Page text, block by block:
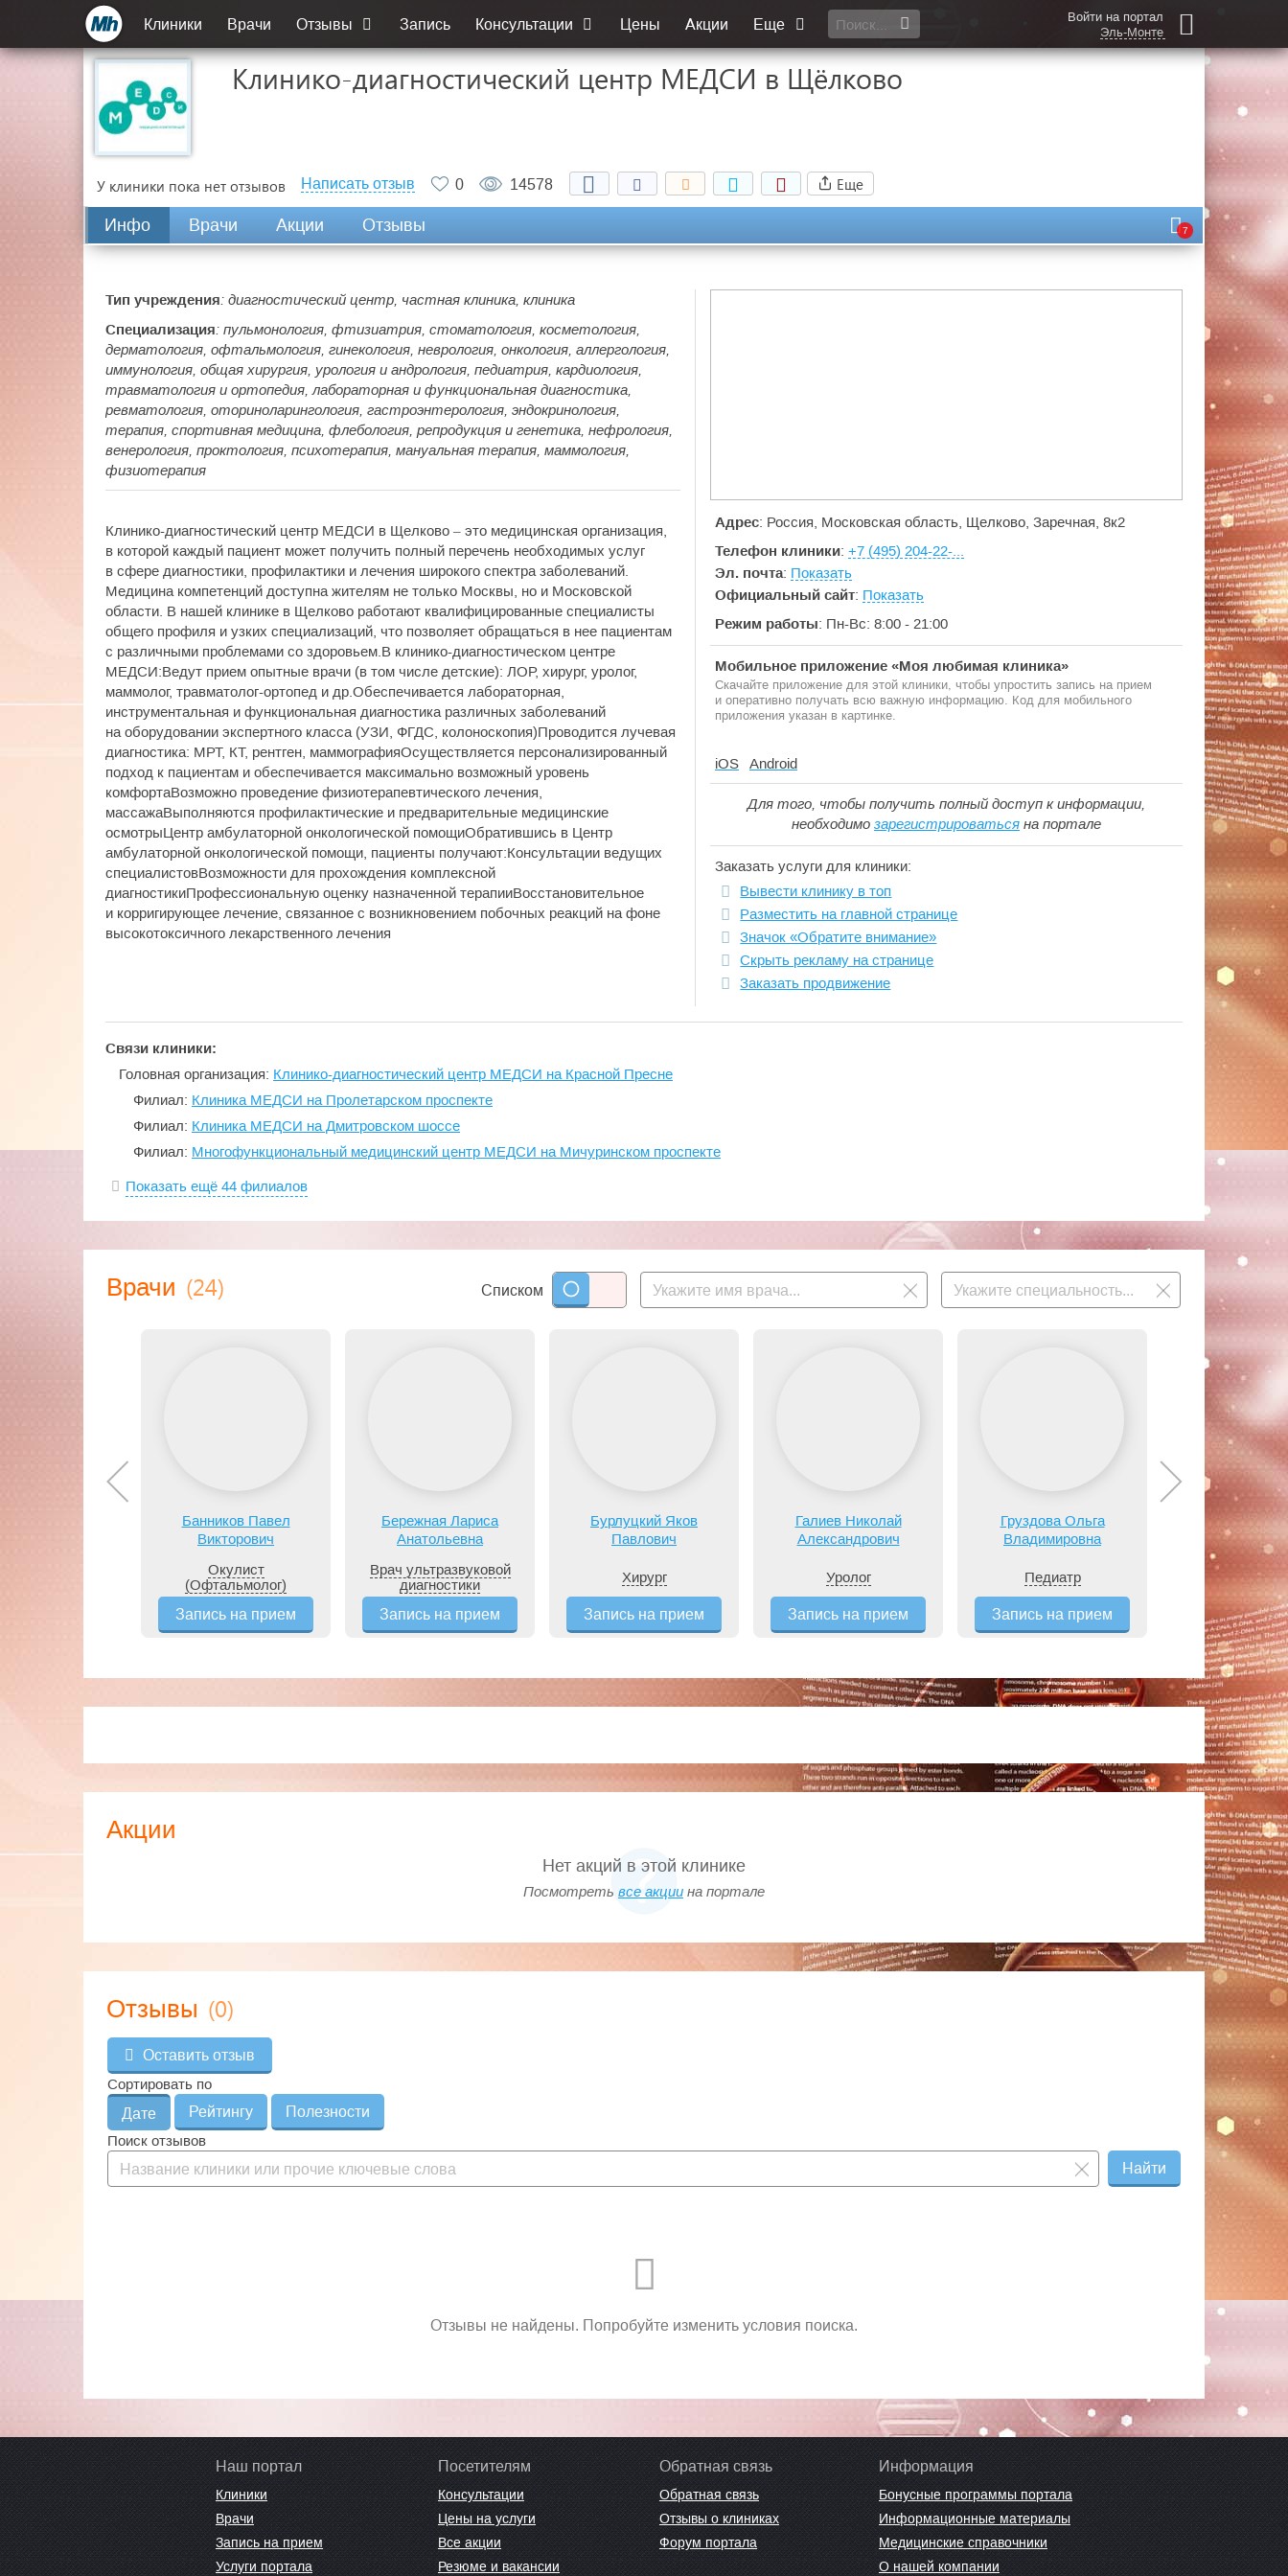
Клиники Врачи Отзывы Запись Консультации Цены Акции Еще
Войти на портал
Эль-Монте
Клинико-диагностический центр МЕДСИ в Щёлково
У клиники пока нет отзывов Написать отзыв 0 14578 Еще
Инфо Врачи Акции Отзывы 7
Адрес: Россия, Московская область, Щелково, Заречная, 8к2
Телефон клиники: +7 (495) 204-22-...
Эл. почта: Показать
Официальный сайт: Показать
Режим работы: Пн-Вс: 8:00 - 21:00
Мобильное приложение «Моя любимая клиника»
Скачайте приложение для этой клиники, чтобы упростить запись на прием
и оперативно получать всю важную информацию. Код для мобильного
приложения указан в картинке.
iOS Android
Для того, чтобы получить полный доступ к информации,
необходимо зарегистрироваться на портале
Заказать услуги для клиники:
Вывести клинику в топ
Разместить на главной странице
Значок «Обратите внимание»
Скрыть рекламу на странице
Заказать продвижение
Тип учреждения: диагностический центр, частная клиника, клиника
Специализация: пульмонология, фтизиатрия, стоматология, косметология,
дерматология, офтальмология, гинекология, неврология, онкология, аллергология,
иммунология, общая хирургия, урология и андрология, педиатрия, кардиология,
травматология и ортопедия, лабораторная и функциональная диагностика,
ревматология, оториноларингология, гастроэнтерология, эндокринология,
терапия, спортивная медицина, флебология, репродукция и генетика, нефрология,
венерология, проктология, психотерапия, мануальная терапия, маммология,
физиотерапия
Клинико-диагностический центр МЕДСИ в Щелково – это медицинская организация,
в которой каждый пациент может получить полный перечень необходимых услуг
в сфере диагностики, профилактики и лечения широкого спектра заболеваний.
Медицина компетенций доступна жителям не только Москвы, но и Московской
области. В нашей клинике в Щелково работают квалифицированные специалисты
общего профиля и узких специализаций, что позволяет обращаться в нее пациентам
с различными проблемами со здоровьем.В клинико-диагностическом центре
МЕДСИ:Ведут прием опытные врачи (в том числе детские): ЛОР, хирург, уролог,
маммолог, травматолог-ортопед и др.Обеспечивается лабораторная,
инструментальная и функциональная диагностика различных заболеваний
на оборудовании экспертного класса (УЗИ, ФГДС, колоноскопия)Проводится лучевая
диагностика: МРТ, КТ, рентген, маммографияОсуществляется персонализированный
подход к пациентам и обеспечивается максимально возможный уровень
комфортаВозможно проведение физиотерапевтического лечения,
массажаВыполняются профилактические и предварительные медицинские
осмотрыЦентр амбулаторной онкологической помощиОбратившись в Центр
амбулаторной онкологической помощи, пациенты получают:Консультации ведущих
специалистовВозможности для прохождения комплексной
диагностикиПрофессиональную оценку назначенной терапииВосстановительное
и корригирующее лечение, связанное с возникновением побочных реакций на фоне
высокотоксичного лекарственного лечения
Связи клиники:
Головная организация: Клинико-диагностический центр МЕДСИ на Красной Пресне
Филиал: Клиника МЕДСИ на Пролетарском проспекте
Филиал: Клиника МЕДСИ на Дмитровском шоссе
Филиал: Многофункциональный медицинский центр МЕДСИ на Мичуринском проспекте
Показать ещё 44 филиалов
Врачи (24) Списком
Банников Павел
Викторович
Окулист
(Офтальмолог)
Запись на прием
Бережная Лариса
Анатольевна
Врач ультразвуковой
диагностики
Запись на прием
Бурлуцкий Яков
Павлович
Хирург
Запись на прием
Галиев Николай
Александрович
Уролог
Запись на прием
Груздова Ольга
Владимировна
Педиатр
Запись на прием
Жилина
Педиатр
Запись на
Акции
Нет акций в этой клинике
Посмотреть все акции на портале
Отзывы (0)
Оставить отзыв
Сортировать по
Дате
Рейтингу
Полезности
Поиск отзывов
Найти
Отзывы не найдены. Попробуйте изменить условия поиска.
Наш портал
Клиники
Врачи
Запись на прием
Услуги портала
Посетителям
Консультации
Цены на услуги
Все акции
Резюме и вакансии
Обратная связь
Обратная связь
Отзывы о клиниках
Форум портала
Информация
Бонусные программы портала
Информационные материалы
Медицинские справочники
О нашей компании